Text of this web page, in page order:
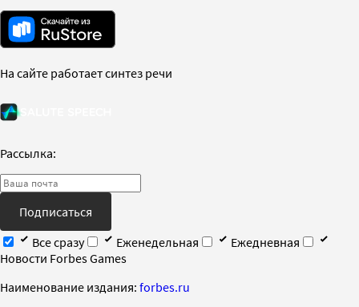
На сайте работает синтез речи
Рассылка:
Подписаться
Все сразу
Еженедельная
Ежедневная
Новости Forbes Games
Наименование издания: forbes.ru